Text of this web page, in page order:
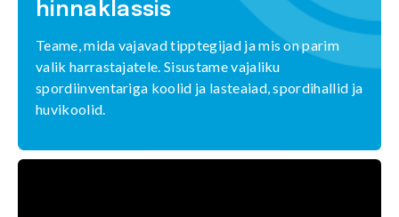
hinnaklassis
Teame, mida vajavad tipptegijad ja mis on parim
valik harrastajatele. Sisustame vajaliku
spordiinventariga koolid ja lasteaiad, spordihallid ja
huvikoolid.